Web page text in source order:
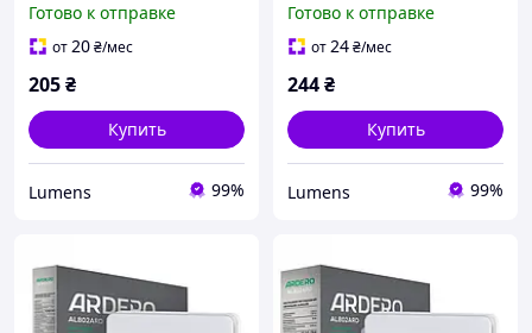
IP20 круг белый Violux (
340006 )
Готово к отправке
от20₴/мес
205₴
Купить
Lumens 99%
IP20 квадрат белый Violux
( 341002 )
Готово к отправке
от24₴/мес
244₴
Купить
Lumens 99%